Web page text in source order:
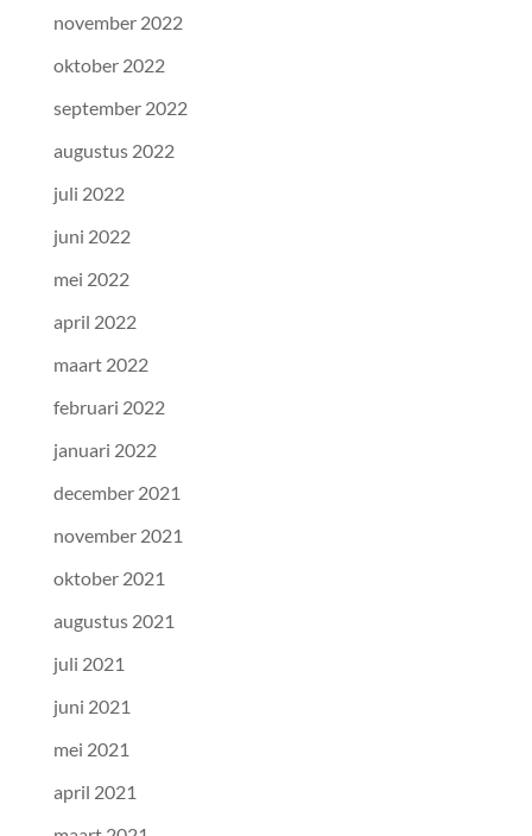
november 2022
oktober 2022
september 2022
augustus 2022
juli 2022
juni 2022
mei 2022
april 2022
maart 2022
februari 2022
januari 2022
december 2021
november 2021
oktober 2021
augustus 2021
juli 2021
juni 2021
mei 2021
april 2021